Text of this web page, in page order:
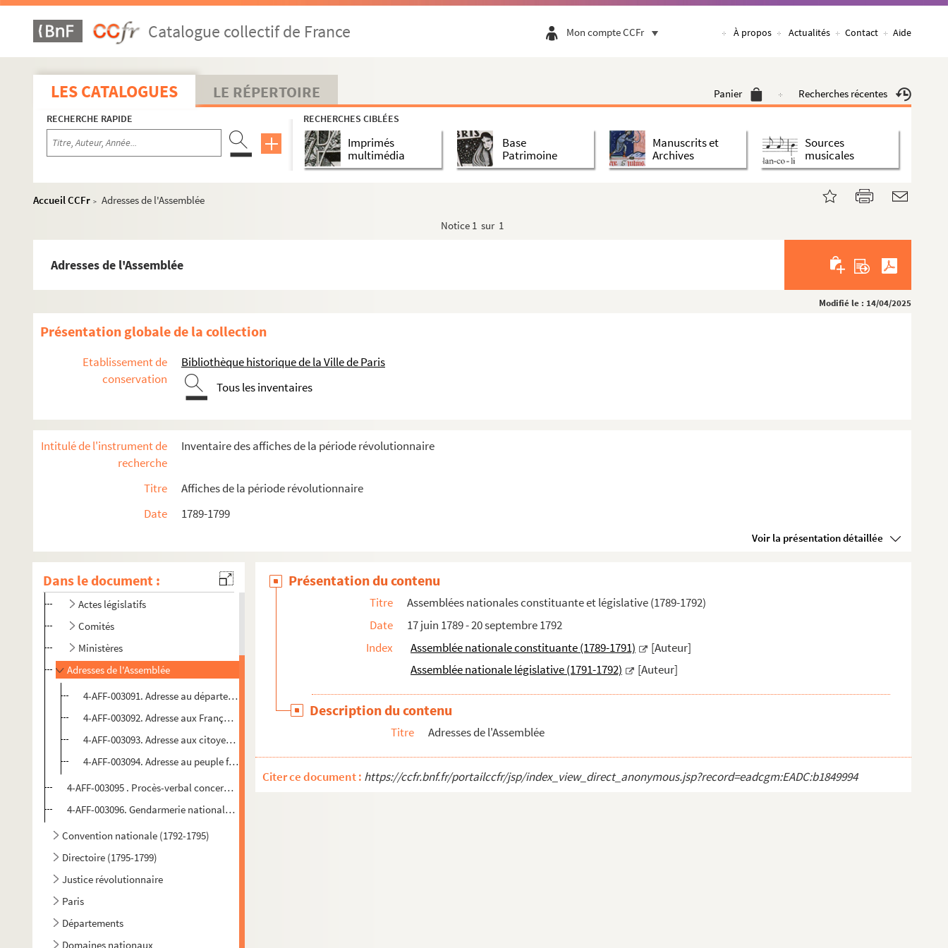
Catalogue collectif de France Mon compte CCFr À propos Actualités Contact Aide
LES CATALOGUES LE RÉPERTOIRE Panier Recherches récentes
RECHERCHE RAPIDE RECHERCHES CIBLÉES
Imprimés
multimédia
Base
Patrimoine
Manuscrits et
Archives
Sources
musicales
Accueil CCFr > Adresses de l'Assemblée
Notice 1 sur 1
Adresses de l'Assemblée
Modifié le : 14/04/2025
Présentation globale de la collection
Etablissement de
conservation
Bibliothèque historique de la Ville de Paris
Tous les inventaires
Intitulé de l'instrument de
recherche
Inventaire des affiches de la période révolutionnaire
Titre
Affiches de la période révolutionnaire
Date
1789-1799
Voir la présentation détaillée
Dans le document :
Assemblées nationales constituante et législative (1789-1792)
2-AFF-000031 ; 4-AFF-002874 ; 4-AFF-002875.
Déclaration des droits de l'homme et du citoyen
Actes législatifs
Comités
Ministères
Adresses de l'Assemblée
4-AFF-003091. Adresse au département et à la municipalité de Paris, concernant l'ordre public
4-AFF-003092. Adresse aux Français, concernant les mesures à prendre après le 10 août
4-AFF-003093. Adresse aux citoyens de Paris, concernant le jugement des crimes commis le 10 août
4-AFF-003094. Adresse au peuple français, concernant la formation d'une Convention nationale
4-AFF-003095 . Procès-verbal concernant l'approvisionnement de Paris
4-AFF-003096. Gendarmerie nationale. Tableau des inspections générales dans les départements
Convention nationale (1792-1795)
Directoire (1795-1799)
Justice révolutionnaire
Paris
Départements
Domaines nationaux
Présentation du contenu
Titre
Assemblées nationales constituante et législative (1789-1792)
Date
17 juin 1789 - 20 septembre 1792
Index
Assemblée nationale constituante (1789-1791)
[Auteur]
Assemblée nationale législative (1791-1792)
[Auteur]
Description du contenu
Titre Adresses de l'Assemblée
Citer ce document : https://ccfr.bnf.fr/portailccfr/jsp/index_view_direct_anonymous.jsp?record=eadcgm:EADC:b1849994